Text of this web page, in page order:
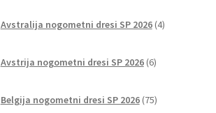
Avstralija nogometni dresi SP 2026 4izdelki
Avstrija nogometni dresi SP 2026 6izdelkov
Belgija nogometni dresi SP 2026 75izdelkov